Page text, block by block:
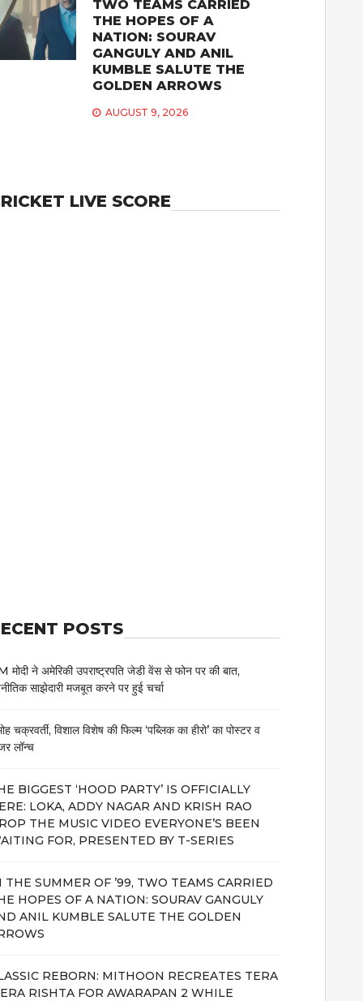
TWO TEAMS CARRIED
THE HOPES OF A
NATION: SOURAV
GANGULY AND ANIL
KUMBLE SALUTE THE
GOLDEN ARROWS
AUGUST 9, 2026
LIVE SCORE
POSTS
मोदी ने अमेरिकी उपराष्ट्रपति जेडी वेंस से फोन पर की बात,
साझेदारी मजबूत करने पर हुई चर्चा
चक्रवर्ती, विशाल विशेष की फिल्म ‘पब्लिक का हीरो’ का पोस्टर व
लॉन्च
BIGGEST ‘HOOD PARTY’ IS OFFICIALLY
LOKA, ADDY NAGAR AND KRISH RAO
THE MUSIC VIDEO EVERYONE’S BEEN
FOR, PRESENTED BY T-SERIES
THE SUMMER OF ’99, TWO TEAMS CARRIED
HOPES OF A NATION: SOURAV GANGULY
ANIL KUMBLE SALUTE THE GOLDEN
REBORN: MITHOON RECREATES TERA
RISHTA FOR AWARAPAN 2 WHILE